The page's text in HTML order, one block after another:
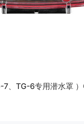
7、TG-6专用潜水罩